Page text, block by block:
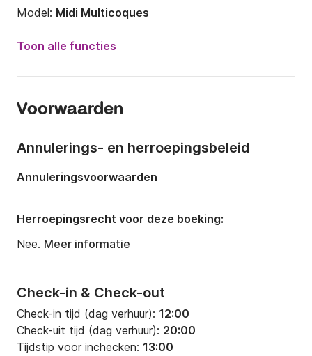
Model: Midi Multicoques
1986 (Gerenoveerd in 2023)
Aantal slaapplaatsen:
Diepgang: 1.2m
Motorkracht:60pk
Toon alle functies
Voorwaarden
Check-in & Check-out
Check-in tijd (dag verhuur): 12:00
Check-uit tijd (dag verhuur): 20:00
Tijdstip voor inchecken: 13:00
Annulerings- en herroepingsbeleid
Annuleringsvoorwaarden
Herroepingsrecht voor deze boeking:
Nee. Meer informatie